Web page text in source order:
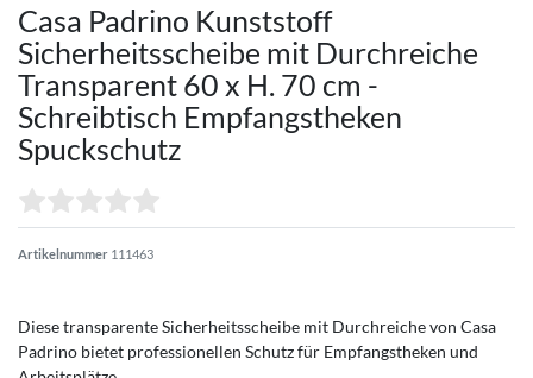
Casa Padrino Kunststoff
Sicherheitsscheibe mit Durchreiche
Transparent 60 x H. 70 cm -
Schreibtisch Empfangstheken
Spuckschutz
Artikelnummer 111463
Diese transparente Sicherheitsscheibe mit Durchreiche von Casa
Padrino bietet professionellen Schutz für Empfangstheken und